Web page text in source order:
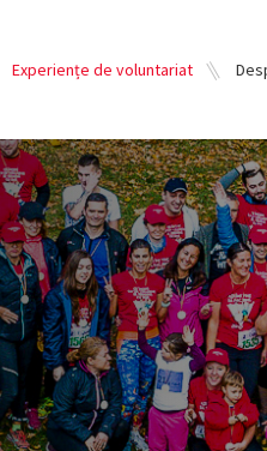
Experiențe de voluntariat